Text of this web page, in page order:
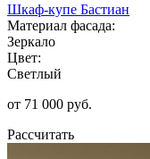
Шкаф-купе Бастиан
Материал фасада:
Зеркало
Цвет:
Светлый
от 71 000 руб.
Рассчитать